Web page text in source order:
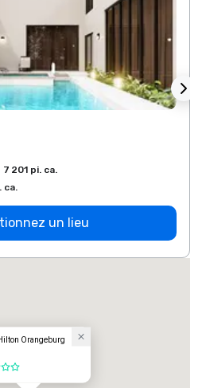
7 201 pi. ca.
ca.
un lieu
Orangeburg